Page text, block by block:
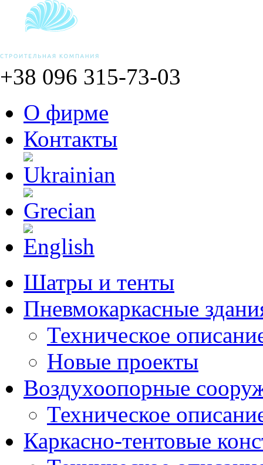
+38 096 315-73-03
О фирме
Контакты
Шатры и тенты
Пневмокаркасные
Техническое
Новые проекты
Воздухоопорные
Техническое
Каркасно-тентовые